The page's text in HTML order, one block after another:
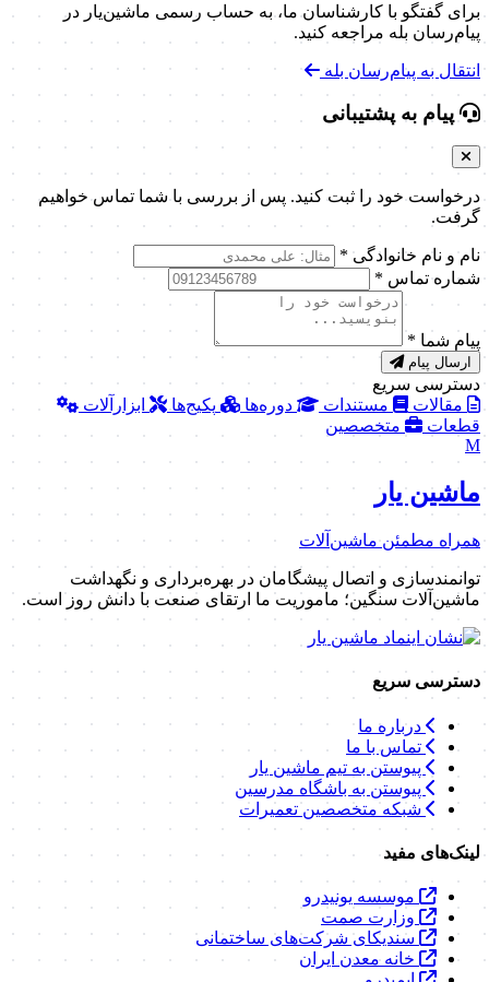
برای گفتگو با کارشناسان ما، به حساب رسمی ماشین‌یار در
پیام‌رسان بله مراجعه کنید.
انتقال به پیام‌رسان بله
پیام به پشتیبانی
درخواست خود را ثبت کنید. پس از بررسی با شما تماس خواهیم
گرفت.
نام و نام خانوادگی *
شماره تماس *
پیام شما *
ارسال پیام
دسترسی سریع
مقالات
مستندات دوره‌ها پکیج‌ها
ابزارآلات
قطعات
متخصصین
M
ماشین یار
همراه مطمئن ماشین‌آلات
توانمندسازی و اتصال پیشگامان در بهره‌برداری و نگهداشت
ماشین‌آلات سنگین؛ ماموریت ما ارتقای صنعت با دانش روز است.
دسترسی سریع
درباره ما
تماس با ما
پیوستن به تیم ماشین یار
پیوستن به باشگاه مدرسین
شبکه متخصصین تعمیرات
لینک‌های مفید
موسسه یونیدرو
وزارت صمت
سندیکای شرکت‌های ساختمانی
خانه معدن ایران